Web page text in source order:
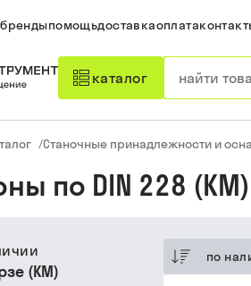
брендыпомощьдоставкаоплата
каталог
/Станочные принадлежности и
по DIN 228 (КМ)
(КМ)
по